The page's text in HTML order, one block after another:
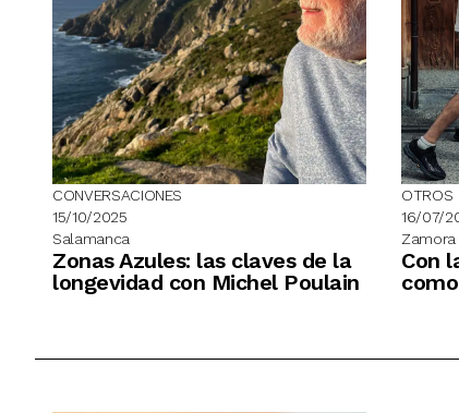
CONVERSACIONES
15/10/2025
Salamanca
Zonas Azules: las claves de la
longevidad con Michel Poulain
OTROS
16/07/
Zamora
Con